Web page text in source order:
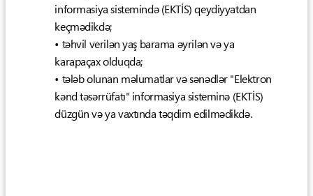
informasiya sistemində (EKTİS) qeydiyyatdan
keçmədikdə;
• təhvil verilən yaş barama əyrilən və ya
karapaçax olduqda;
• tələb olunan məlumatlar və sənədlər "Elektron
kənd təsərrüfatı" informasiya sisteminə (EKTİS)
düzgün və ya vaxtında təqdim edilmədikdə.